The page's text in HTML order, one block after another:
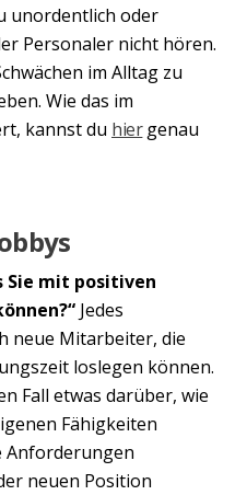
unordentlich oder
Personaler nicht hören.
im Alltag zu
Wie das im
kannst du hiergenau
Sie mit positiven
Jedes
neue Mitarbeiter, die
loslegen können.
Fall etwas darüber, wie
Fähigkeiten
Anforderungen
neuen Position